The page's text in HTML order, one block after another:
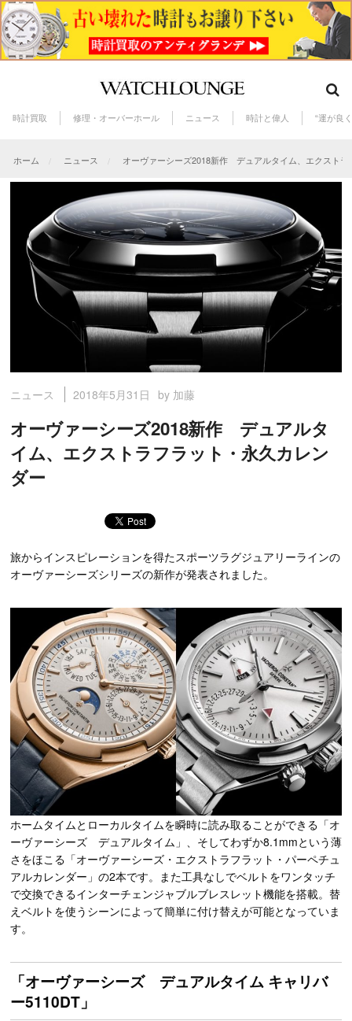
時計買取 修理・オーバーホール ニュース 時計と偉人 “運が良
ホーム ニュース オーヴァーシーズ2018新作 デュアルタイム、エクストラ
ニュース 2018年5月31日 by 加藤
オーヴァーシーズ2018新作 デュアルタ
イム、エクストラフラット・永久カレン
ダー
旅からインスピレーションを得たスポーツラグジュアリーラインの
オーヴァーシーズシリーズの新作が発表されました。
ホームタイムとローカルタイムを瞬時に読み取ることができる「オ
ーヴァーシーズ デュアルタイム」、そしてわずか8.1mmという薄
さをほこる「オーヴァーシーズ・エクストラフラット・パーペチュ
アルカレンダー」の2本です。また工具なしでベルトをワンタッチ
で交換できるインターチェンジャブルブレスレット機能を搭載。替
えベルトを使うシーンによって簡単に付け替えが可能となっていま
す。
「オーヴァーシーズ デュアルタイム キャリバ
ー5110DT」